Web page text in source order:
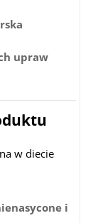
upraw
w diecie
i